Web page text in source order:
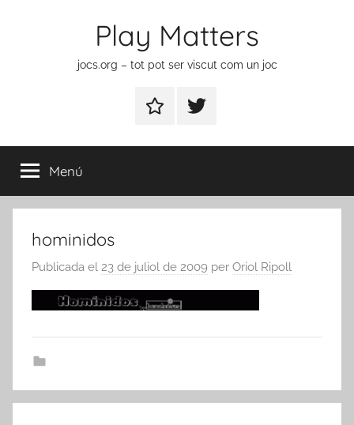
Play Matters
jocs.org – tot pot ser viscut com un joc
ContactarElement
menú
Menú
hominidos
Publicada el 23 de juliol de 2009 per Oriol Ripoll